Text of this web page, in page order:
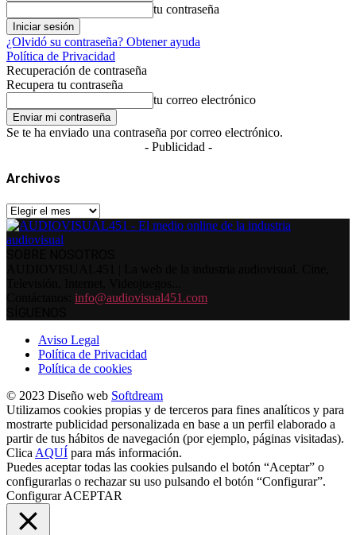
tu contraseña
¿Olvidó su contraseña? Obtener ayuda
Política de Privacidad
Recuperación de contraseña
Recupera tu contraseña
tu correo electrónico
Se te ha enviado una contraseña por correo electrónico.
- Publicidad -
Archivos
Archivos
info@audiovisual451.com
Aviso Legal
Política de Privacidad
Política de cookies
© 2023 Diseño web Softdream
Utilizamos cookies propias y de terceros para fines analíticos y para
mostrarte publicidad personalizada en base a un perfil elaborado a
partir de tus hábitos de navegación (por ejemplo, páginas visitadas).
Clica AQUÍ para más información.
Puedes aceptar todas las cookies pulsando el botón “Aceptar” o
configurarlas o rechazar su uso pulsando el botón “Configurar”.
Configurar ACEPTAR